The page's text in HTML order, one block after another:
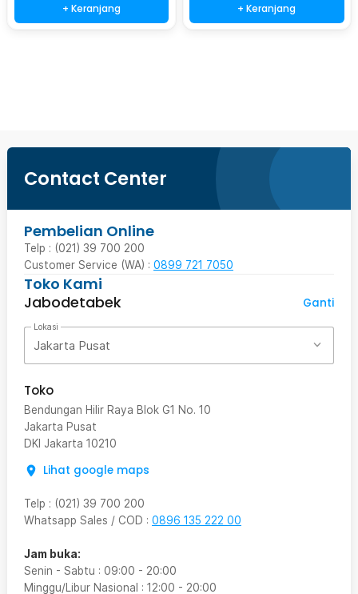
+ Keranjang + Keranjang
Contact Center
Pembelian Online
Telp : (021) 39 700 200
Customer Service (WA) : 0899 721 7050
Toko Kami
Jabodetabek
Ganti
Lokasi
Jakarta Pusat
Toko
Bendungan Hilir Raya Blok G1 No. 10
Jakarta Pusat
DKI Jakarta 10210
Lihat google maps
Telp : (021) 39 700 200
Whatsapp Sales / COD : 0896 135 222 00
Jam buka:
Senin - Sabtu : 09:00 - 20:00
Minggu/Libur Nasional : 12:00 - 20:00